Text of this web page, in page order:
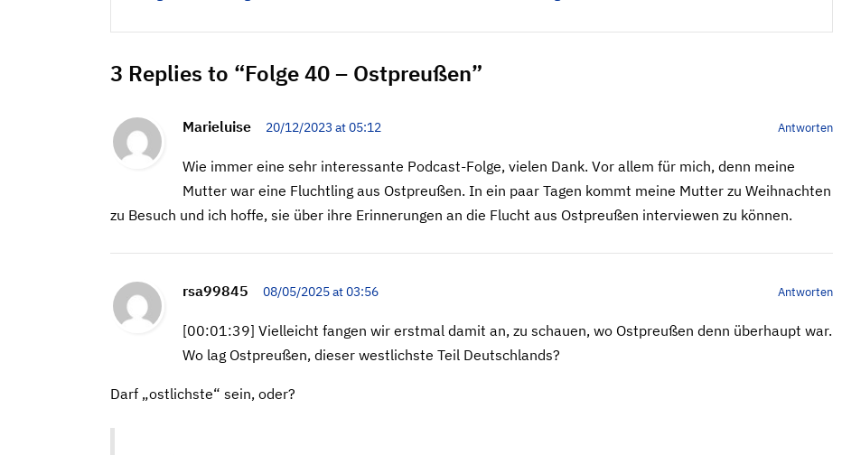
3 Replies to “Folge 40 – Ostpreußen”
Marieluise 20/12/2023 at 05:12 Antworten
Wie immer eine sehr interessante Podcast-Folge, vielen Dank. Vor allem für mich, denn meine
Mutter war eine Fluchtling aus Ostpreußen. In ein paar Tagen kommt meine Mutter zu Weihnachten
zu Besuch und ich hoffe, sie über ihre Erinnerungen an die Flucht aus Ostpreußen interviewen zu können.
rsa99845 08/05/2025 at 03:56 Antworten
[00:01:39] Vielleicht fangen wir erstmal damit an, zu schauen, wo Ostpreußen denn überhaupt war.
Wo lag Ostpreußen, dieser westlichste Teil Deutschlands?
Darf „ostlichste“ sein, oder?